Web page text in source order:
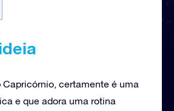
Capricórnio, certamente é uma
e que adora uma rotina